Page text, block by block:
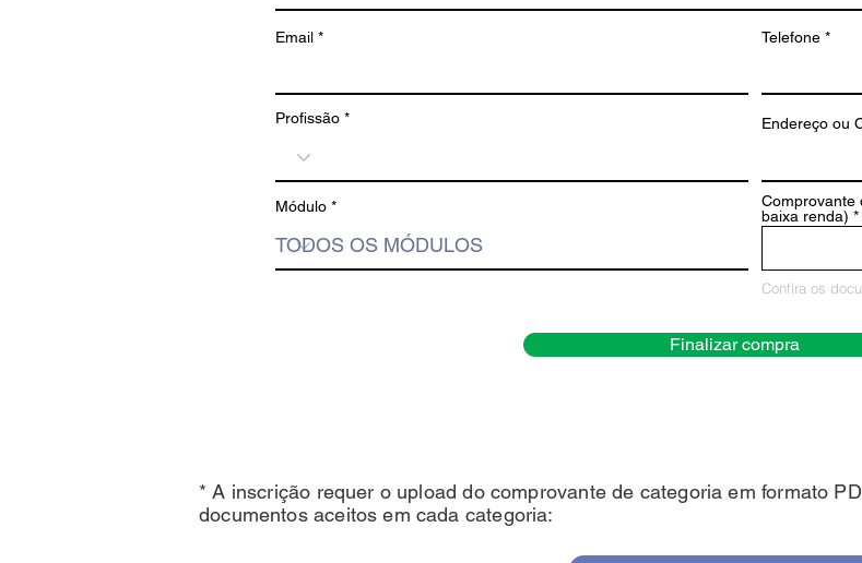
Email Telefone
Profissão Endereço ou
Módulo
Comprovante
baixa renda)
Confira os
Finalizar compra
* A inscrição requer o upload do comprovante de categoria em formato
documentos aceitos em cada categoria: